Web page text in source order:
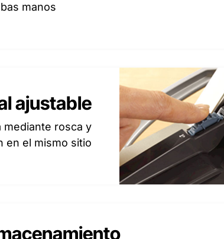
manos
ajustable
mediante rosca y
en el mismo sitio